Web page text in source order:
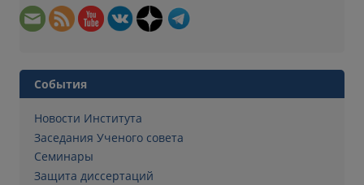
События
Новости Института
Заседания Ученого совета
Семинары
Защита диссертаций